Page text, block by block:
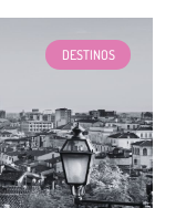
DESTINOS